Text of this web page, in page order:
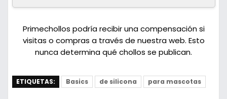
Primechollos podría recibir una compensación si
visitas o compras a través de nuestra web. Esto
nunca determina qué chollos se publican.
ETIQUETAS: Basics de silicona para mascotas